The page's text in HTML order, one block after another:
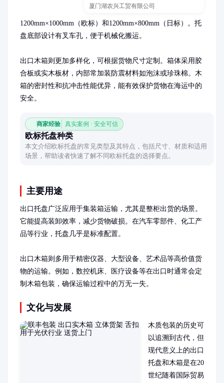
厦门湖农兴工贸有限公司
1200mm×1000mm（欧标）和1200mm×800mm（日标）。托
盘底部设计有叉车孔，便于机械化搬运。
出口木箱则更加多样化，可根据货物尺寸定制。箱体采用胶
合板或实木板材，内部常加装防震材料如泡沫或珍珠棉。木
箱的密封性和抗冲击性能优异，能有效保护货物在海运中的
安全。
商家经验 真实案例 · 安全可信
欧标托盘种类
本文介绍欧标托盘的常见类型及其特点，包括尺寸、材质和适用
场景，帮助读者快速了解不同欧标托盘的选择要点。
主要用途
出口托盘广泛应用于集装箱运输，尤其是整柜出货的场景。
它能提高装卸效率，减少货物破损。在汽车零部件、化工产
品等行业，托盘几乎是标准配置。
出口木箱则多用于精密仪器、大型设备、艺术品等高价值货
物的运输。例如，数控机床、医疗设备等在出口时通常会定
制木箱包装，确保运输过程中的万无一失。
文化与发展
木质包装的历史可
以追溯到古代，但
现代意义上的出口
托盘和木箱是在20
世纪随着国际贸易